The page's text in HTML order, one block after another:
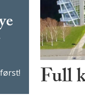
Full